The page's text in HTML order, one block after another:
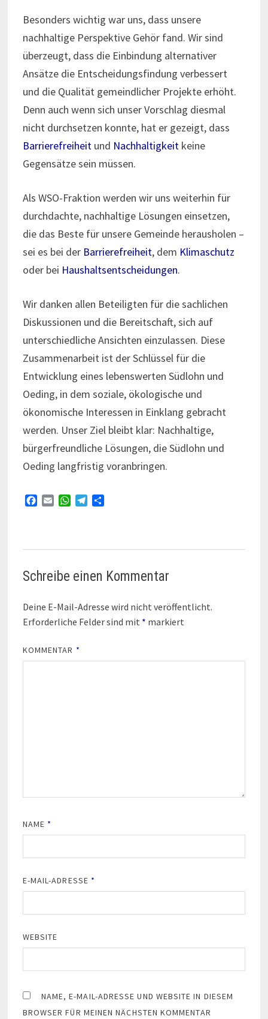
Besonders wichtig war uns, dass unsere
nachhaltige Perspektive Gehör fand. Wir sind
überzeugt, dass die Einbindung alternativer
Ansätze die Entscheidungsfindung verbessert
und die Qualität gemeindlicher Projekte erhöht.
Denn auch wenn sich unser Vorschlag diesmal
nicht durchsetzen konnte, hat er gezeigt, dass
Barrierefreiheit und Nachhaltigkeitkeine
Gegensätze sein müssen.
Als WSO-Fraktion werden wir uns weiterhin für
durchdachte, nachhaltige Lösungen einsetzen,
die das Beste für unsere Gemeinde herausholen –
sei es bei der Barrierefreiheit, dem Klimaschutz
oder bei Haushaltsentscheidungen.
Wir danken allen Beteiligten für die sachlichen
Diskussionen und die Bereitschaft, sich auf
unterschiedliche Ansichten einzulassen. Diese
Zusammenarbeit ist der Schlüssel für die
Entwicklung eines lebenswerten Südlohn und
Oeding, in dem soziale, ökologische und
ökonomische Interessen in Einklang gebracht
werden. Unser Ziel bleibt klar: Nachhaltige,
bürgerfreundliche Lösungen, die Südlohn und
Oeding langfristig voranbringen.
b
o
k
l
W
s
p
p
g
a
m
e
Schreibe einen Kommentar
Deine E-Mail-Adresse wird nicht veröffentlicht.
Erforderliche Felder sind mit * markiert
KOMMENTAR *
NAME *
E-MAIL-ADRESSE *
WEBSITE
NAME, E-MAIL-ADRESSE UND WEBSITE IN DIESEM
BROWSER FÜR MEINEN NÄCHSTEN KOMMENTAR